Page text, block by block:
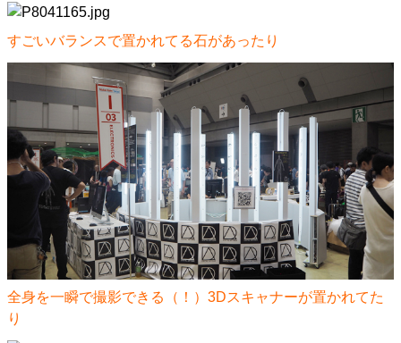
すごいバランスで置かれてる石があったり
全身を一瞬で撮影できる（！）3Dスキャナーが置かれてた
り